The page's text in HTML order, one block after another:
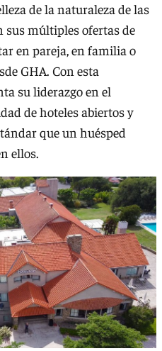
de la naturaleza de las
sus múltiples ofertas de
en pareja, en familia o
GHA. Con esta
su liderazgo en el
de hoteles abiertos y
que un huésped
ellos.